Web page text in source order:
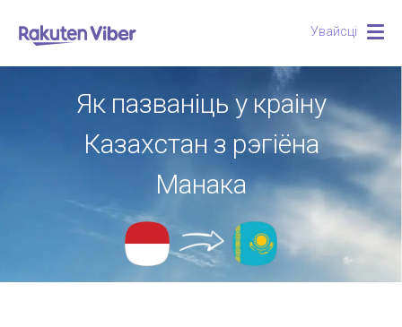
Увайсці
Як пазваніць у краіну
Казахстан з рэгіёна
Манака